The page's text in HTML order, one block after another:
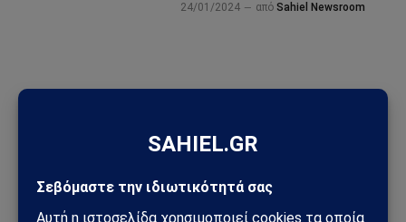
24/01/2024 από Sahiel Newsroom
Instagram – Στο επίκεντρο η ψυχική υγεία των ανηλίκων